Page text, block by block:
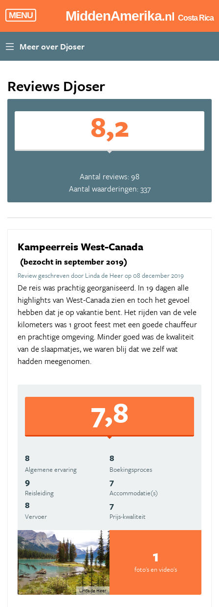
MENU MiddenAmerika.nl Costa Rica
Reviews Djoser
8,2
Aantal reviews: 98
Aantal waarderingen: 337
Kampeerreis West-Canada
(bezocht in september 2019)
Review geschreven door Linda de Heer op 08 december 2019
De reis was prachtig georganiseerd. In 19 dagen alle
highlights van West-Canada zien en toch het gevoel
hebben dat je op vakantie bent. Het rijden van de vele
kilometers was 1 groot feest met een goede chauffeur
en prachtige omgeving. Minder goed was de kwaliteit
van de slaapmatjes, we waren blij dat we zelf wat
hadden meegenomen.
7,8
8
Algemene ervaring
8
Boekingsproces
9
Reisleiding
7
Accommodatie(s)
8
Vervoer
7
Prijs-kwaliteit
Linda de Heer
1
foto's en video's